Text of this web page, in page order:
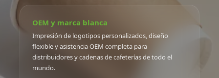
OEM y marca blanca
Impresión de logotipos personalizados, diseño
flexible y asistencia OEM completa para
distribuidores y cadenas de cafeterías de todo el
mundo.